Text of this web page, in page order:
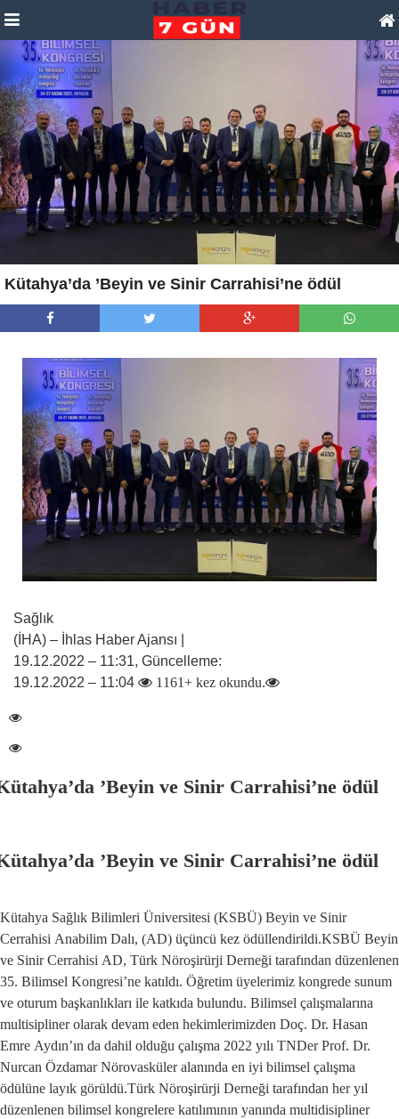
Kütahya’da ’Beyin ve Sinir Carrahisi’ne ödül
Sağlık
(İHA) – İhlas Haber Ajansı |
19.12.2022 – 11:31, Güncelleme:
19.12.2022 – 11:04
1161+ kez okundu.
’Beyin ve Sinir Carrahisi’ne ödül
’Beyin ve Sinir Carrahisi’ne ödül
Kütahya Sağlık Bilimleri Üniversitesi (KSBÜ) Beyin ve Sinir
Cerrahisi Anabilim Dalı, (AD) üçüncü kez ödüllendirildi.KSBÜ Beyin
ve Sinir Cerrahisi AD, Türk Nöroşirürji Derneği tarafından düzenlenen
35. Bilimsel Kongresi’ne katıldı. Öğretim üyelerimiz kongrede sunum
ve oturum başkanlıkları ile katkıda bulundu. Bilimsel çalışmalarına
multisipliner olarak devam eden hekimlerimizden Doç. Dr. Hasan
Emre Aydın’ın da dahil olduğu çalışma 2022 yılı TNDer Prof. Dr.
Nurcan Özdamar Nörovasküler alanında en iyi bilimsel çalışma
ödülüne layık görüldü.Türk Nöroşirürji Derneği tarafından her yıl
düzenlenen bilimsel kongrelere katılımının yanında multidisipliner